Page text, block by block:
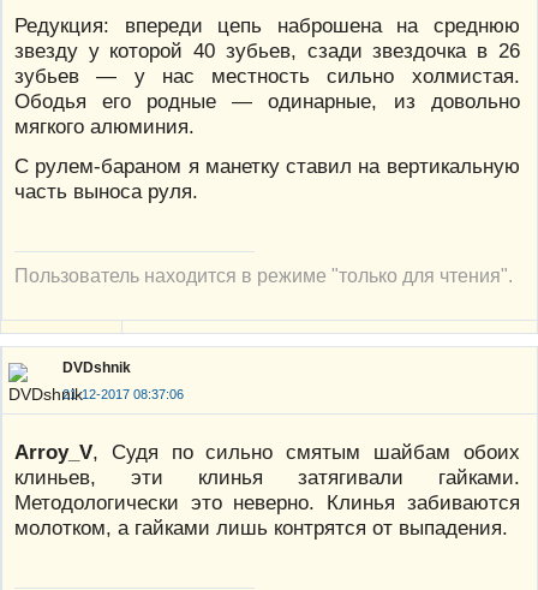
Редукция: впереди цепь наброшена на среднюю
звезду у которой 40 зубьев, сзади звездочка в 26
зубьев — у нас местность сильно холмистая.
Ободья его родные — одинарные, из довольно
мягкого алюминия.
С рулем-бараном я манетку ставил на вертикальную
часть выноса руля.
Пользователь находится в режиме "только для чтения".
DVDshnik
21-12-2017 08:37:06
Arroy_V, Cудя по сильно смятым шайбам обоих
клиньев, эти клинья затягивали гайками.
Методологически это неверно. Клинья забиваются
молотком, а гайками лишь контрятся от выпадения.